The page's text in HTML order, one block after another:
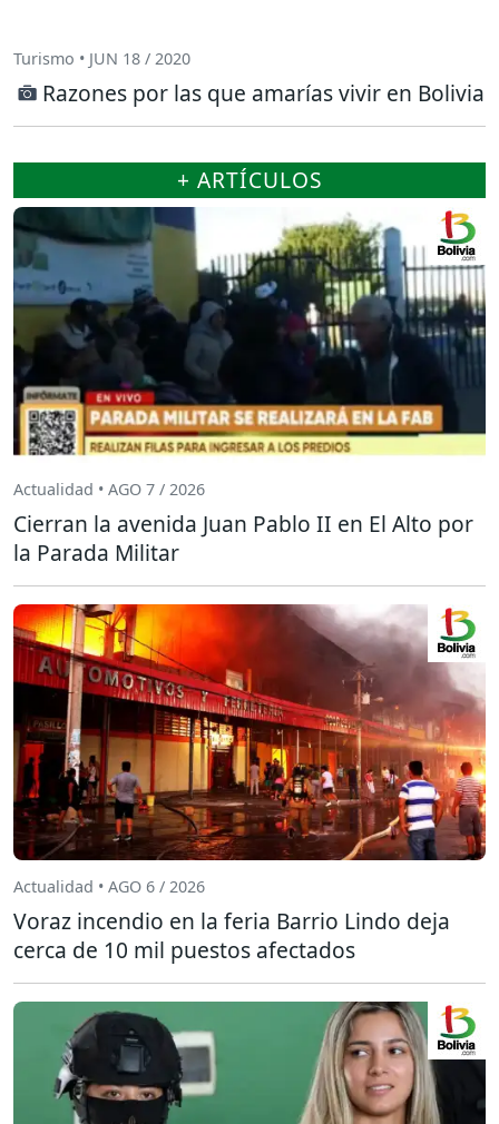
Turismo • JUN 18 / 2020
Razones por las que amarías vivir en Bolivia
+ ARTÍCULOS
Actualidad • AGO 7 / 2026
Cierran la avenida Juan Pablo II en El Alto por
la Parada Militar
Actualidad • AGO 6 / 2026
Voraz incendio en la feria Barrio Lindo deja
cerca de 10 mil puestos afectados